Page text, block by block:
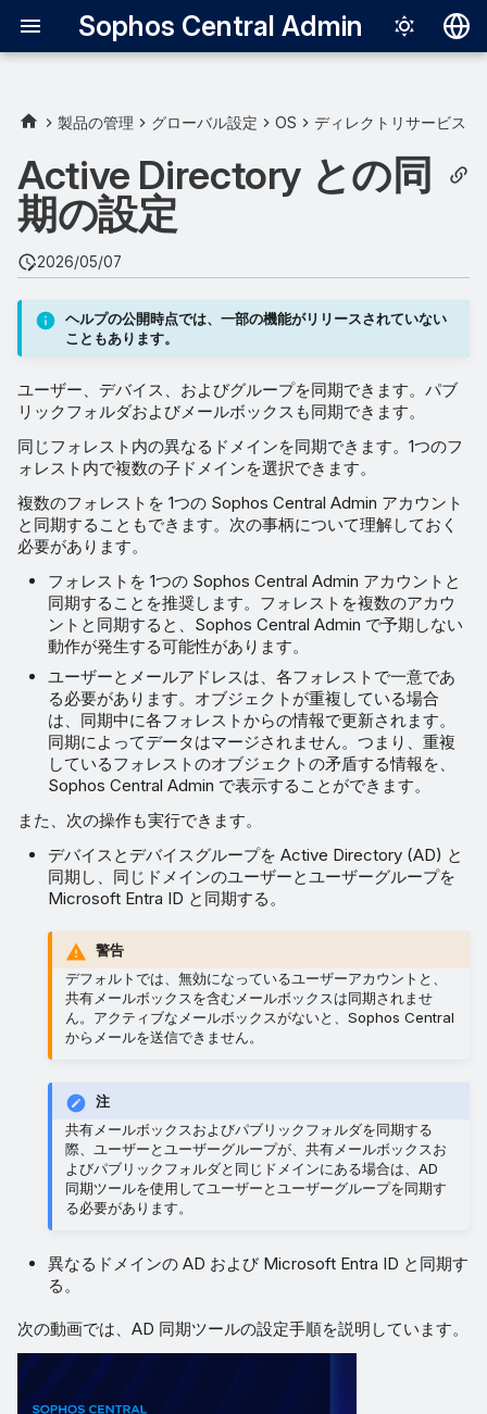
Sophos Central Admin
English
Español
Français
日本語
한국어
Português
中文（繁體）
製品の管理 グローバル設定 OS ディレクトリサービス
Active Directory との同
期の設定
2026/05/07
ヘルプの公開時点では、一部の機能がリリースされていない
こともあります。
ユーザー、デバイス、およびグループを同期できます。パブ
リックフォルダおよびメールボックスも同期できます。
同じフォレスト内の異なるドメインを同期できます。1つのフ
ォレスト内で複数の子ドメインを選択できます。
複数のフォレストを 1つの Sophos Central Admin アカウント
と同期することもできます。次の事柄について理解しておく
必要があります。
フォレストを 1つの Sophos Central Admin アカウントと
同期することを推奨します。フォレストを複数のアカウ
ントと同期すると、Sophos Central Admin で予期しない
動作が発生する可能性があります。
ユーザーとメールアドレスは、各フォレストで一意であ
る必要があります。オブジェクトが重複している場合
は、同期中に各フォレストからの情報で更新されます。
同期によってデータはマージされません。つまり、重複
しているフォレストのオブジェクトの矛盾する情報を、
Sophos Central Admin で表示することができます。
また、次の操作も実行できます。
デバイスとデバイスグループを Active Directory (AD) と
同期し、同じドメインのユーザーとユーザーグループを
Microsoft Entra ID と同期する。
警告
デフォルトでは、無効になっているユーザーアカウントと、
共有メールボックスを含むメールボックスは同期されませ
ん。アクティブなメールボックスがないと、Sophos Central
からメールを送信できません。
注
共有メールボックスおよびパブリックフォルダを同期する
際、ユーザーとユーザーグループが、共有メールボックスお
よびパブリックフォルダと同じドメインにある場合は、AD
同期ツールを使用してユーザーとユーザーグループを同期す
る必要があります。
異なるドメインの AD および Microsoft Entra ID と同期す
る。
次の動画では、AD 同期ツールの設定手順を説明しています。